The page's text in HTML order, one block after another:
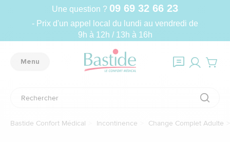
Une question ? 09 69 32 66 23
- Prix d'un appel local du lundi au vendredi de
9h à 12h / 13h à 16h
Menu
Bastide Confort Médical Incontinence Change Complet Adulte